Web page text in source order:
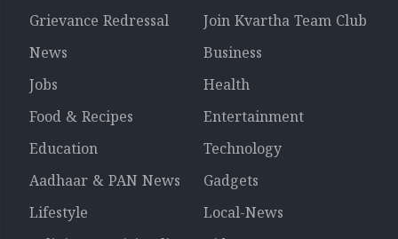
Grievance Redressal
Join Kvartha Team Club
News
Business
Jobs
Health
Food & Recipes
Entertainment
Education
Technology
Aadhaar & PAN News
Gadgets
Lifestyle
Local-News